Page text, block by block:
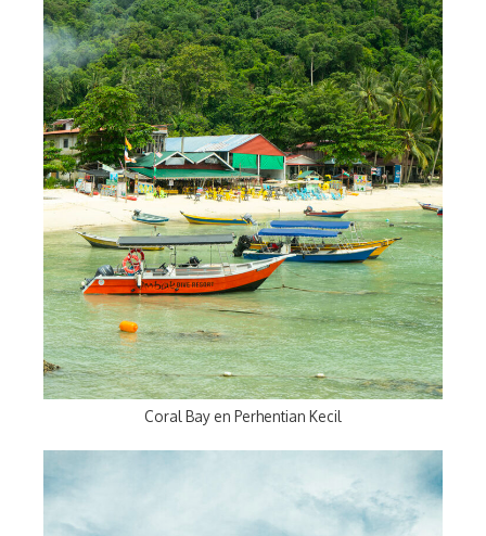
Coral Bay en Perhentian Kecil